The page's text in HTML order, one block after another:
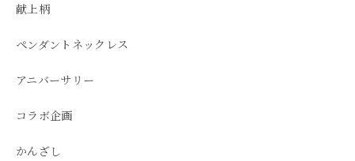
献上柄
ペンダントネックレス
アニバーサリー
コラボ企画
かんざし